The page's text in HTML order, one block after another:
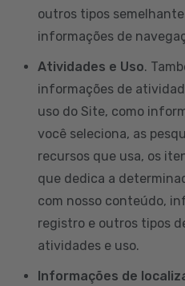
outros tipos
informações de
Atividades e Uso.
informações de
uso do Site, como
você seleciona, as
recursos que usa, os
que dedica a
com nosso conteúdo,
registro e outros tipos
atividades e uso.
Informações de